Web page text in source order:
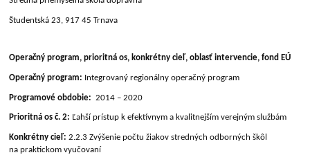
Študentská 23, 917 45 Trnava
Operačný program, prioritná os, konkrétny cieľ, oblasť intervencie, fond EÚ
Operačný program: Integrovaný regionálny operačný program
Programové obdobie: 2014 – 2020
Prioritná os č. 2: Ľahší prístup k efektívnym a kvalitnejším verejným službám
Konkrétny cieľ:2.2.3 Zvýšenie počtu žiakov stredných odborných škôl
na praktickom vyučovaní